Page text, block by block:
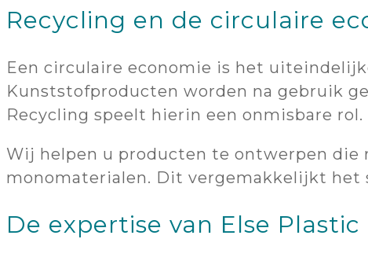
Recycling en de circulaire
Een circulaire economie is het
Kunststofproducten worden na gebruik
Recycling speelt hierin een onmisbare rol.
Wij helpen u producten te ontwerpen die
monomaterialen. Dit vergemakkelijkt het
De expertise van Else